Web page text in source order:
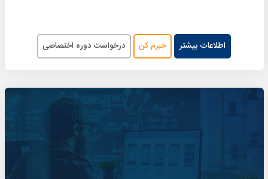
اطلاعات بیشتر خبرم کن درخواست دوره اختصاصی